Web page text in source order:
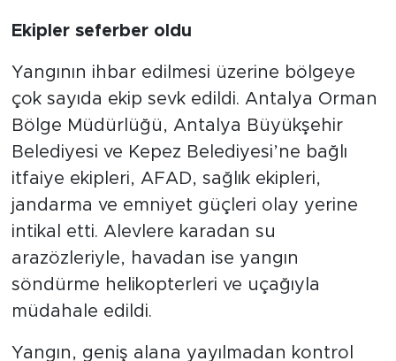
Ekipler seferber oldu
Yangının ihbar edilmesi üzerine bölgeye
çok sayıda ekip sevk edildi. Antalya Orman
Bölge Müdürlüğü, Antalya Büyükşehir
Belediyesi ve Kepez Belediyesi’ne bağlı
itfaiye ekipleri, AFAD, sağlık ekipleri,
jandarma ve emniyet güçleri olay yerine
intikal etti. Alevlere karadan su
arazözleriyle, havadan ise yangın
söndürme helikopterleri ve uçağıyla
müdahale edildi.
Yangın, geniş alana yayılmadan kontrol